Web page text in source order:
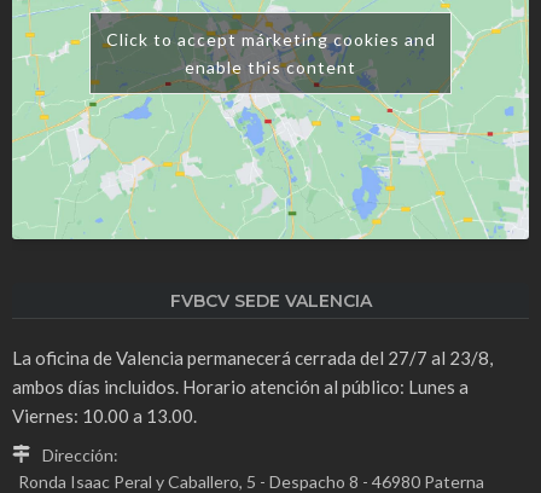
Click to accept márketing cookies and
enable this content
FVBCV SEDE VALENCIA
La oficina de Valencia permanecerá cerrada del 27/7 al 23/8,
ambos días incluidos. Horario atención al público: Lunes a
Viernes: 10.00 a 13.00.
Dirección:
Ronda Isaac Peral y Caballero, 5 - Despacho 8 - 46980 Paterna